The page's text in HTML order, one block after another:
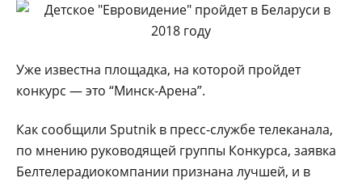
Уже известна площадка, на которой пройдет
конкурс — это “Минск-Арена”.
Как сообщили Sputnik в пресс-службе телеканала,
по мнению руководящей группы Конкурса, заявка
Белтелерадиокомпании признана лучшей, и в